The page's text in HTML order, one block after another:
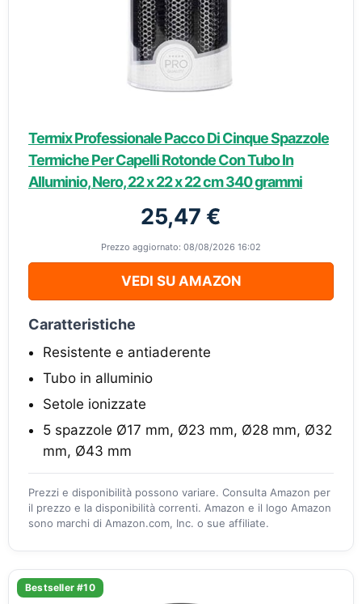
Termix Professionale Pacco Di Cinque Spazzole
Termiche Per Capelli Rotonde Con Tubo In
Alluminio, Nero, ‎22 x 22 x 22 cm 340 grammi
25,47 €
Prezzo aggiornato: 08/08/2026 16:02
VEDI SU AMAZON
Caratteristiche
Resistente e antiaderente
Tubo in alluminio
Setole ionizzate
5 spazzole Ø17 mm, Ø23 mm, Ø28 mm, Ø32
mm, Ø43 mm
Prezzi e disponibilità possono variare. Consulta Amazon per
il prezzo e la disponibilità correnti. Amazon e il logo Amazon
sono marchi di Amazon.com, Inc. o sue affiliate.
Bestseller #10